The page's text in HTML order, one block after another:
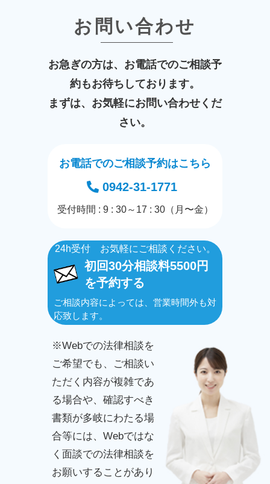
お問い合わせ
お急ぎの方は、お電話でのご相談予
約もお待ちしております。
まずは、お気軽にお問い合わせくだ
さい。
お電話でのご相談予約はこちら
0942-31-1771
受付時間 : 9 : 30～17 : 30（月〜金）
24h受付 お気軽にご相談ください。
初回30分相談料5500円
を予約する
ご相談内容によっては、営業時間外も対
応致します。
※Webでの法律相談を
ご希望でも、ご相談い
ただく内容が複雑であ
る場合や、確認すべき
書類が多岐にわたる場
合等には、Webではな
く面談での法律相談を
お願いすることがあり